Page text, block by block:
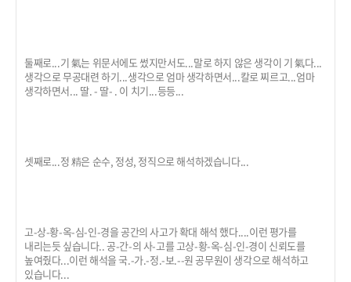
둘째로...기 氣는 위문서에도 썼지만서도...말로 하지 않은 생각이 기 氣다...
생각으로 무공대련 하기...생각으로 엄마 생각하면서...칼로 찌르고...엄마
생각하면서... 딸. - 딸- . 이 치기...등등...
셋째로...정 精은 순수, 정성, 정직으로 해석하겠습니다...
고-상-황-옥-심-인-경을 공간의 사고가 확대 해석 했다....이런 평가를
내리는듯 싶습니다.. 공-간-의 사-고를 고상-황-옥-심-인-경이 신뢰도를
높여줬다...이런 해석을 국.-가.-정.-보.--원 공무원이 생각으로 해석하고
있습니다...